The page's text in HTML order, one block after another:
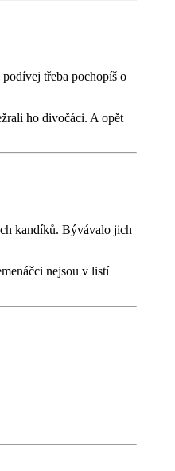
třeba pochopíš o
ho divočáci. A opět
kandíků. Bývávalo jich
nejsou v listí